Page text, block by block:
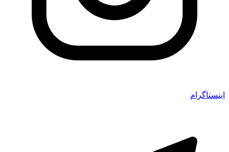
اینستاگرام